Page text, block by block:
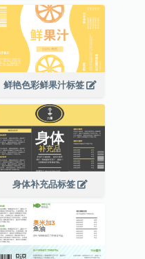
鲜艳色彩鲜果汁标签
身体补充品标签